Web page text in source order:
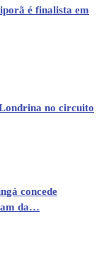
é finalista em
no circuito
concede
da…